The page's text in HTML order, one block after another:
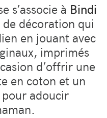
s’associe à Bindi
décoration qui
en jouant avec
imprimés
d’offrir une
en coton et un
adoucir